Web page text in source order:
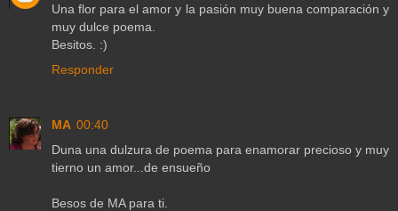
Una flor para el amor y la pasión muy buena comparación y
muy dulce poema.
Besitos. :)
Responder
MA 00:40
Duna una dulzura de poema para enamorar precioso y muy
tierno un amor...de ensueño
Besos de MA para ti.